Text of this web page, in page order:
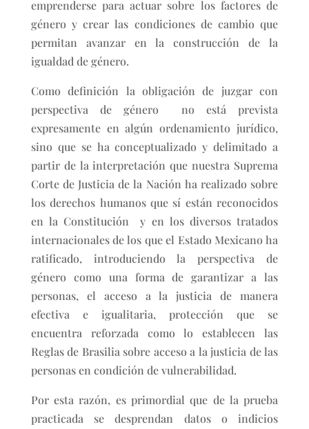
emprenderse para actuar sobre los factores de
género y crear las condiciones de cambio que
permitan avanzar en la construcción de la
igualdad de género.
Como definición la obligación de juzgar con
perspectiva de género no está prevista
expresamente en algún ordenamiento jurídico,
sino que se ha conceptualizado y delimitado a
partir de la interpretación que nuestra Suprema
Corte de Justicia de la Nación ha realizado sobre
los derechos humanos que sí están reconocidos
en la Constitución y en los diversos tratados
internacionales de los que el Estado Mexicano ha
ratificado, introduciendo la perspectiva de
género como una forma de garantizar a las
personas, el acceso a la justicia de manera
efectiva e igualitaria, protección que se
encuentra reforzada como lo establecen las
Reglas de Brasilia sobre acceso a la justicia de las
personas en condición de vulnerabilidad.
Por esta razón, es primordial que de la prueba
practicada se desprendan datos o indicios